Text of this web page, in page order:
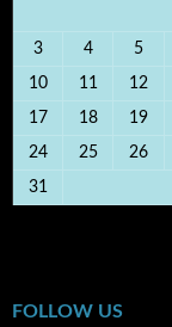
3 4 5
10 11 12
17 18 19
24 25 26
31
FOLLOW US